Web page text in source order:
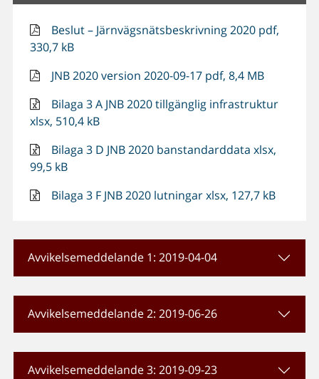
Beslut – Järnvägsnätsbeskrivning 2020 pdf,
330,7 kB
JNB 2020 version 2020-09-17 pdf, 8,4 MB
Bilaga 3 A JNB 2020 tillgänglig infrastruktur
xlsx, 510,4 kB
Bilaga 3 D JNB 2020 banstandarddata xlsx,
99,5 kB
Bilaga 3 F JNB 2020 lutningar xlsx, 127,7 kB
Avvikelsemeddelande 1: 2019-04-04
Avvikelsemeddelande 2: 2019-06-26
Avvikelsemeddelande 3: 2019-09-23